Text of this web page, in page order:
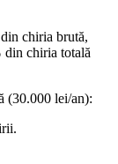
chiria brută,
din chiria totală
(30.000 lei/an):